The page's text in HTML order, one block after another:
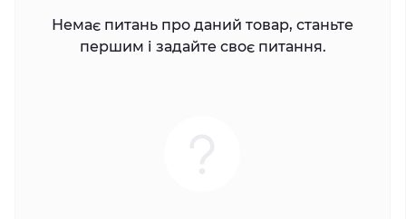
Немає питань про даний товар, станьте
першим і задайте своє питання.